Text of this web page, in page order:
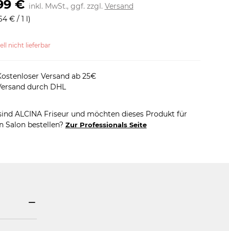
€ inkl. MwSt., ggf. zzgl. Versand
€ / 1 l)
nicht lieferbar
Versand ab 25€
durch DHL
ALCINA Friseur und möchten dieses Produkt für
Salon bestellen? Zur Professionals Seite